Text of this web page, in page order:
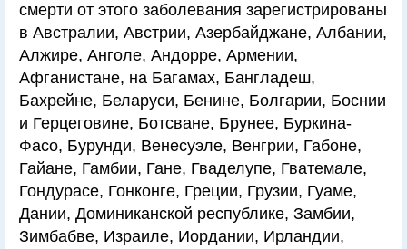
смерти от этого заболевания зарегистрированы
в Австралии, Австрии, Азербайджане, Албании,
Алжире, Анголе, Андорре, Армении,
Афганистане, на Багамах, Бангладеш,
Бахрейне, Беларуси, Бенине, Болгарии, Боснии
и Герцеговине, Ботсване, Брунее, Буркина-
Фасо, Бурунди, Венесуэле, Венгрии, Габоне,
Гайане, Гамбии, Гане, Гваделупе, Гватемале,
Гондурасе, Гонконге, Греции, Грузии, Гуаме,
Дании, Доминиканской республике, Замбии,
Зимбабве, Израиле, Иордании, Ирландии,